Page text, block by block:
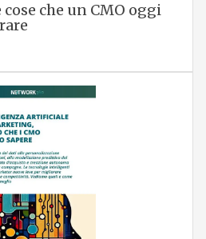
che un CMO oggi